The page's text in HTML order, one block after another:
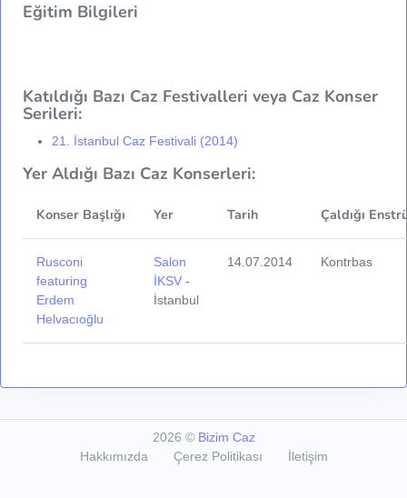
Eğitim Bilgileri
Katıldığı Bazı Caz Festivalleri veya Caz Konser
Serileri:
21. İstanbul Caz Festivali (2014)
Yer Aldığı Bazı Caz Konserleri:
Konser Başlığı Yer Tarih Çaldığı
Rusconi
featuring
Erdem
Helvacıoğlu
Salon
İKSV -
İstanbul
14.07.2014 Kontrbas
2026 © Bizim Caz
Hakkımızda
Çerez Politikası İletişim